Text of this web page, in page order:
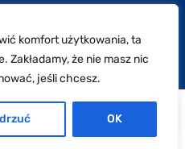
komfort użytkowania, ta
Zakładamy, że nie masz nic
jeśli chcesz.
OK
Skok do góry